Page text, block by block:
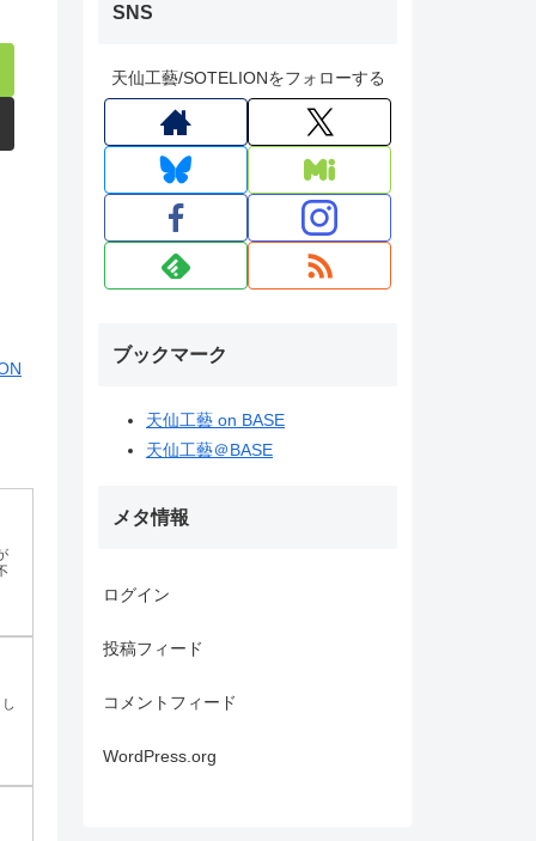
SNS
天仙工藝/SOTELIONをフォローする
ブックマーク
天仙工藝 on BASE
天仙工藝＠BASE
メタ情報
ログイン
投稿フィード
コメントフィード
WordPress.org